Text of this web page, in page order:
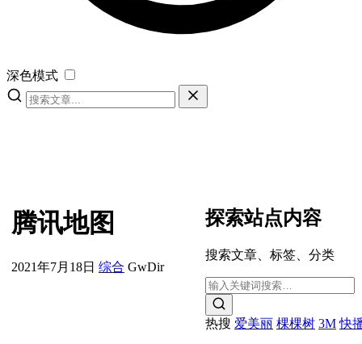
深色模式
腾讯地图
2021年7月18日 综合 GwDir
探索站点内容
搜索文章、标签、分类
热搜 爱美丽 棵棵树 3M 快